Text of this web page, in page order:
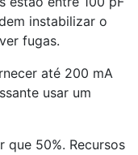
instabilizar o
fugas.
até 200 mA
usar um
50%. Recursos